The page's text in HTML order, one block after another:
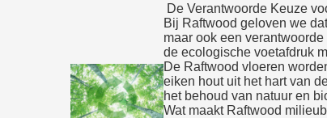
De Verantwoorde Keuze
Bij Raftwood geloven we
maar ook een
de ecologische voetafdruk
De Raftwood vloeren
eiken hout uit het hart van
het behoud van natuur en
Wat maakt Raftwood